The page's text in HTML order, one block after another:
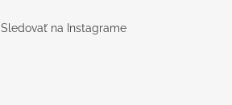
Sledovať na Instagrame